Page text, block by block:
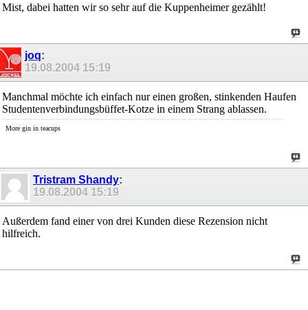
Mist, dabei hatten wir so sehr auf die Kuppenheimer gezählt!
joq:
19.08.2004 15:19
Manchmal möchte ich einfach nur einen großen, stinkenden Haufen
Studentenverbindungsbüffet-Kotze in einem Strang ablassen.
More gin in teacups
Tristram Shandy:
19.08.2004 15:19
Außerdem fand einer von drei Kunden diese Rezension nicht
hilfreich.